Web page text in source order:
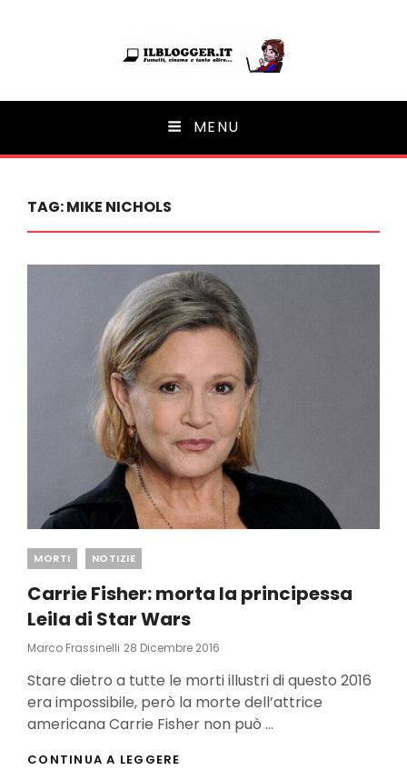
Ilblogger.it
Il portalino di blog | MENU
TAG:MIKE NICHOLS
Categories
MORTI NOTIZIE
Carrie Fisher: morta la principessa
Leila di Star Wars
Marco Frassinelli Posted
28 Dicembre 2016
Stare dietro a tutte le morti illustri di questo 2016
era impossibile, però la morte dell’attrice
americana Carrie Fisher non può …
CONTINUA A LEGGERE